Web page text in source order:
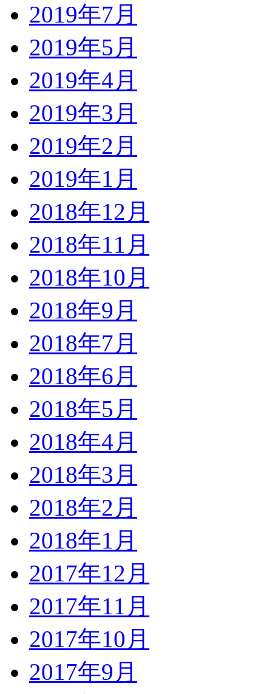
2019年7月
2019年5月
2019年4月
2019年3月
2019年2月
2019年1月
2018年12月
2018年11月
2018年10月
2018年9月
2018年7月
2018年6月
2018年5月
2018年4月
2018年3月
2018年2月
2018年1月
2017年12月
2017年11月
2017年10月
2017年9月